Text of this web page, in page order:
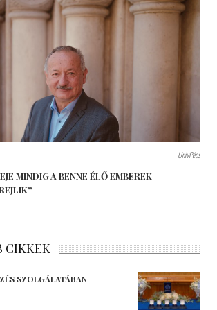
UnivPécs
MINDIG A BENNE ÉLŐ EMBEREK
CIKKEK
SZOLGÁLATÁBAN